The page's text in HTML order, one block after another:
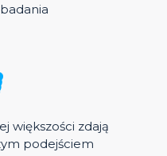
większości zdają
podejściem